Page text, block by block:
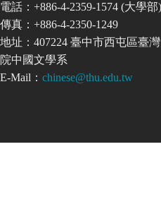
電話：+886-4-2359-1574 (大學
傳真：+886-4-2350-1249
地址：407224 臺中市西屯區臺
院中國文學系
E-Mail： chinese@thu.edu.tw